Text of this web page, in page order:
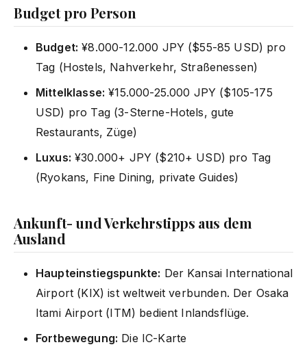
Budget pro Person
Budget: ¥8.000-12.000 JPY ($55-85 USD) pro
Tag (Hostels, Nahverkehr, Straßenessen)
Mittelklasse: ¥15.000-25.000 JPY ($105-175
USD) pro Tag (3-Sterne-Hotels, gute
Restaurants, Züge)
Luxus: ¥30.000+ JPY ($210+ USD) pro Tag
(Ryokans, Fine Dining, private Guides)
Ankunft- und Verkehrstipps aus dem
Ausland
Haupteinstiegspunkte: Der Kansai International
Airport (KIX) ist weltweit verbunden. Der Osaka
Itami Airport (ITM) bedient Inlandsflüge.
Fortbewegung: Die IC-Karte